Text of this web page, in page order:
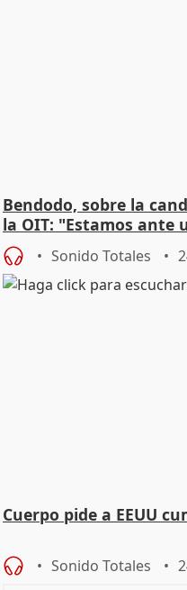
Bendodo, sobre la
la OIT: "Estamos ante
Sonido Totales
Cuerpo pide a EEUU
Sonido Totales